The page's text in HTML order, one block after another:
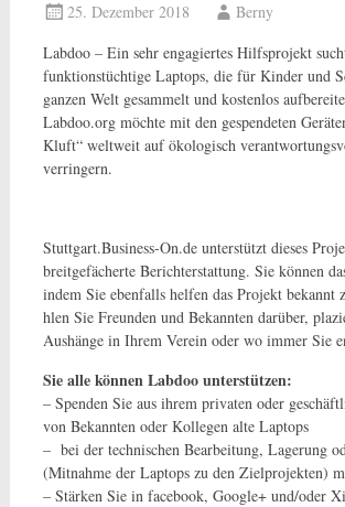
25. Dezember 2018
Berny
Labdoo – Ein sehr engagiertes Hilfsprojekt
funktionstüchtige Laptops, die für Kinder und
ganzen Welt gesammelt und kostenlos
Labdoo.org möchte mit den gespendeten
Kluft“ weltweit auf ökologisch
verringern.
Stuttgart.Business-On.de unterstützt dieses
breitgefächerte Berichterstattung. Sie können
indem Sie ebenfalls helfen das Projekt bekannt
hlen Sie Freunden und Bekannten darüber,
Aushänge in Ihrem Verein oder wo immer Sie
Sie alle können Labdoo unterstützen:
– Spenden Sie aus ihrem privaten oder
von Bekannten oder Kollegen alte Laptops
– bei der technischen Bearbeitung, Lagerung
(Mitnahme der Laptops zu den Zielprojekten)
– Stärken Sie in facebook, Google+ und/oder